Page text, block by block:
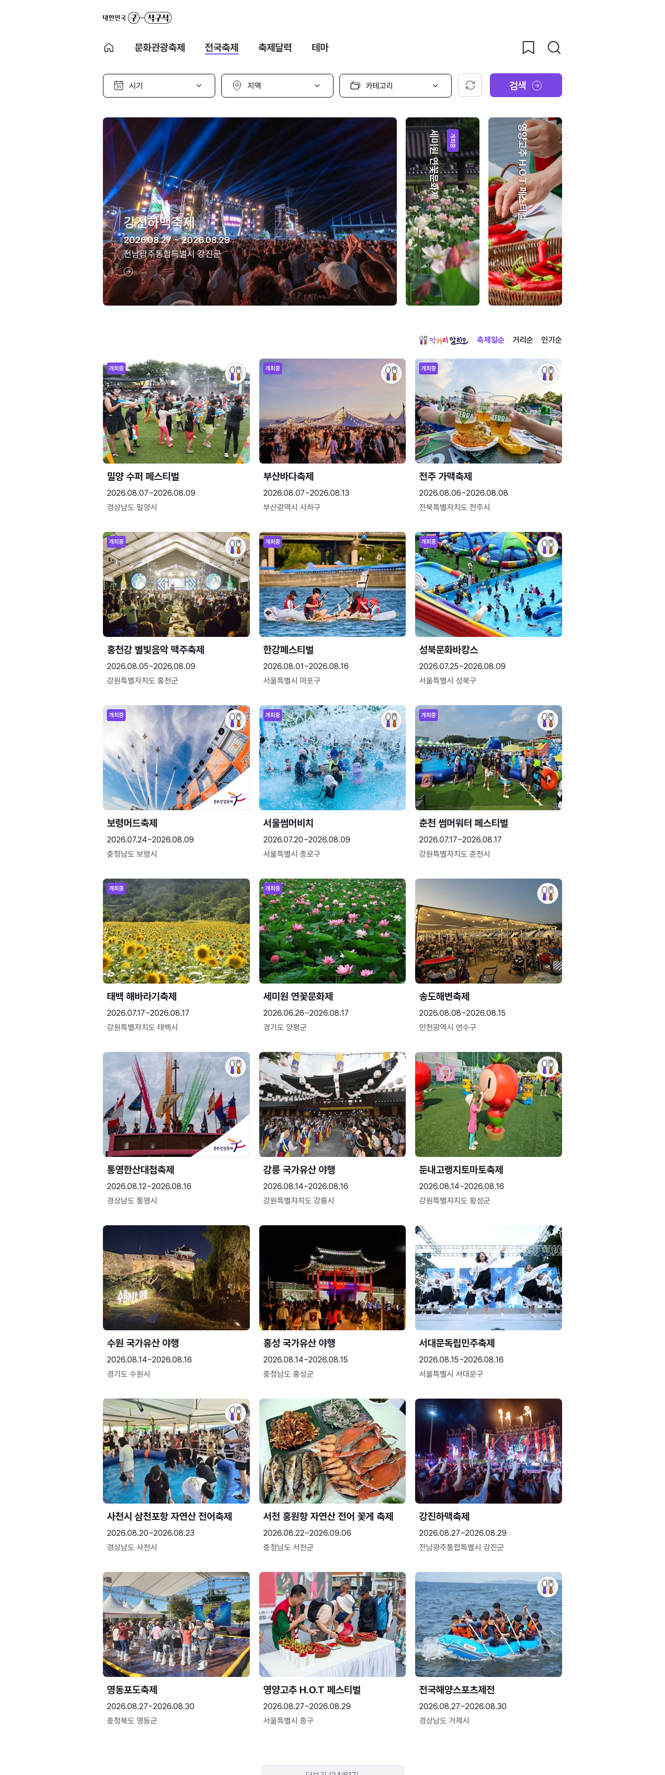
문화관광축제 전국축제 축제달력 테마
시
선
지
선
카
고
선
택
초기화 검색
강진하맥축제
2026.08.27 ~ 2026.08.29
전남광주통합특별시 강진군
개최중
세미원 연꽃문화제 영양고추 H.O.T 페스티벌
축제일순 거리순 인기순
개최중
밀양 수퍼 페스티벌
2026.08.07~2026.08.09
경상남도 밀양시
개최중
부산바다축제
2026.08.07~2026.08.13
부산광역시 사하구
개최중
전주 가맥축제
2026.08.06~2026.08.08
전북특별자치도 전주시
개최중
홍천강 별빛음악 맥주축제
2026.08.05~2026.08.09
강원특별자치도 홍천군
개최중
한강페스티벌
2026.08.01~2026.08.16
서울특별시 마포구
개최중
성북문화바캉스
2026.07.25~2026.08.09
서울특별시 성북구
개최중
보령머드축제
2026.07.24~2026.08.09
충청남도 보령시
개최중
서울썸머비치
2026.07.20~2026.08.09
서울특별시 종로구
개최중
춘천 썸머워터 페스티벌
2026.07.17~2026.08.17
강원특별자치도 춘천시
개최중
태백 해바라기축제
2026.07.17~2026.08.17
강원특별자치도 태백시
개최중
세미원 연꽃문화제
2026.06.26~2026.08.17
경기도 양평군
송도해변축제
2026.08.08~2026.08.15
인천광역시 연수구
통영한산대첩축제
2026.08.12~2026.08.16
경상남도 통영시
강릉 국가유산 야행
2026.08.14~2026.08.16
강원특별자치도 강릉시
둔내고랭지토마토축제
2026.08.14~2026.08.16
강원특별자치도 횡성군
수원 국가유산 야행
2026.08.14~2026.08.16
경기도 수원시
홍성 국가유산 야행
2026.08.14~2026.08.15
충청남도 홍성군
서대문독립민주축제
2026.08.15~2026.08.16
서울특별시 서대문구
사천시 삼천포항 자연산 전어축제
2026.08.20~2026.08.23
경상남도 사천시
서천 홍원항 자연산 전어 꽃게 축제
2026.08.22~2026.09.06
충청남도 서천군
강진하맥축제
2026.08.27~2026.08.29
전남광주통합특별시 강진군
영동포도축제
2026.08.27~2026.08.30
충청북도 영동군
영양고추 H.O.T 페스티벌
2026.08.27~2026.08.29
서울특별시 중구
전국해양스포츠제전
2026.08.27~2026.08.30
경상남도 거제시